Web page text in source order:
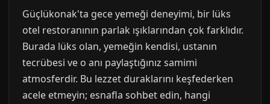
Güçlükonak'ta gece yemeği deneyimi, bir lüks
otel restoranının parlak ışıklarından çok farklıdır.
Burada lüks olan, yemeğin kendisi, ustanın
tecrübesi ve o anı paylaştığınız samimi
atmosferdir. Bu lezzet duraklarını keşfederken
acele etmeyin; esnafla sohbet edin, hangi